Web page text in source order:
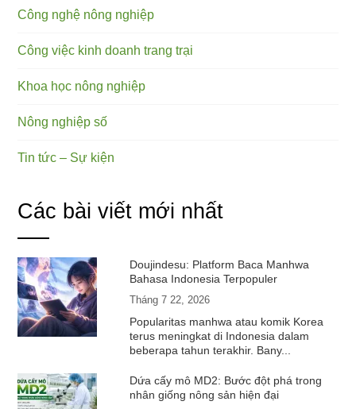
Công nghệ nông nghiệp
Công việc kinh doanh trang trại
Khoa học nông nghiệp
Nông nghiệp số
Tin tức – Sự kiện
Các bài viết mới nhất
Doujindesu: Platform Baca Manhwa
Bahasa Indonesia Terpopuler
Tháng 7 22, 2026
Popularitas manhwa atau komik Korea
terus meningkat di Indonesia dalam
beberapa tahun terakhir. Bany...
Dứa cấy mô MD2: Bước đột phá trong
nhân giống nông sản hiện đại